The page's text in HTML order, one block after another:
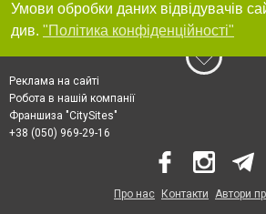
Умови обробки даних відвідувачів
див. "Політика конфіденційності"
Реклама на сайті
Робота в нашій компанії
Франшиза "CitySites"
+38 (050) 969-29-16
Про нас Контакти Автори